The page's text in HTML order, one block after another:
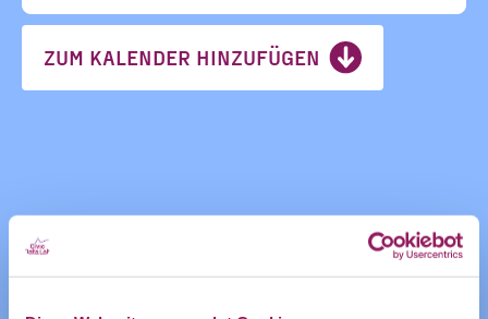
ZUM KALENDER HINZUFÜGEN
und
des CDL